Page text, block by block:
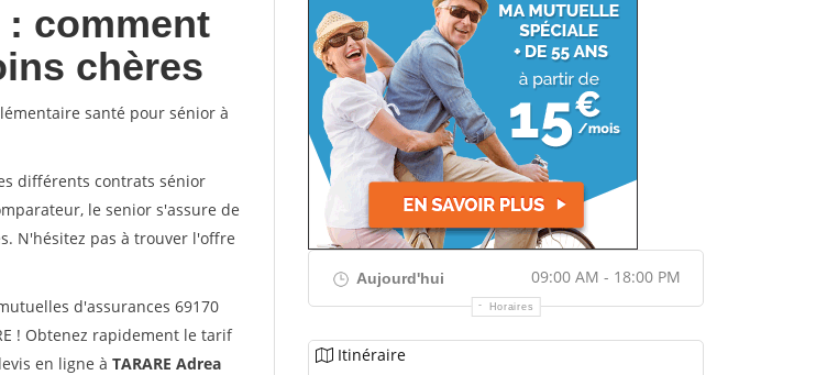
comment
chères
santé pour sénior à
différents contrats sénior
le senior s'assure de
N'hésitez pas à trouver l'offre
d'assurances 69170
! Obtenez rapidement le tarif
en ligne à TARARE Adrea
Aujourd'hui 09:00 AM - 18:00 PM
Horaires
Itinéraire